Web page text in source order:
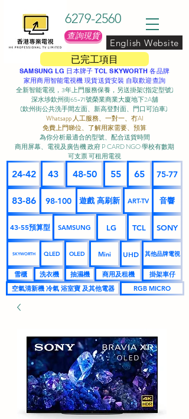
已完工項目
6279-2560
查詢現貨
English Website
SAMSUNG LG 日本牌子 TCL SKYWORTH 各品牌
家用商用智能電視機 現貨送貨安裝 自取歡迎查詢
全新智能電視，3年上門服務保養，另送掛架(指定型號)
深水埗欽州街65-71號榮業商業大廈地下2A舖
(欽州街公共洗手間左面、新高登對面、門口可泊車) ​
Whatsapp 人工服務、一對一、冇AI
免費上門睇位、了解用家需要、預算
為你分析最適合的型號、配合送貨時間
商用屏幕、電視及廣告機 政府 P CARD NGO 學校有數期
可支票 可租用電視
24-42 43 48-50 55 65 75-77
83-86 98-100 遊戲 高刷新 ART-TV 音響
43-55預算型 SAMSUNG LG TCL SONY
SKYWORTH QLED OLED Mini UHD 其他品牌電視
雪櫃 洗衣機 抽濕機 商用及租機
掛架車仔
空氣清新機 冷氣 浴室寶 及其他電器
RGB MICRO